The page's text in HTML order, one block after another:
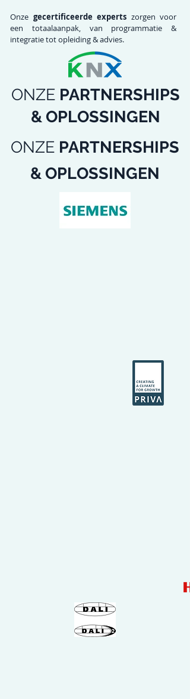
Onze gecertificeerde experts zorgen voor
een totaalaanpak, van programmatie &
integratie tot opleiding & advies.
ONZE PARTNERSHIPS
& OPLOSSINGEN
ONZE PARTNERSHIPS
& OPLOSSINGEN